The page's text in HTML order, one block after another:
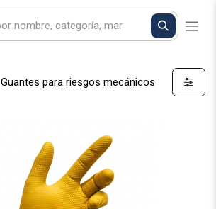
Guantes para riesgos mecánicos